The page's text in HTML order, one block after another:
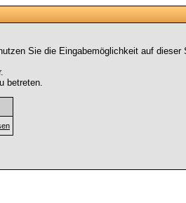
Sie die Eingabemöglichkeit auf dieser
betreten.